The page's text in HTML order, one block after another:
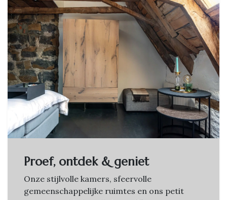
Proef, ontdek & geniet
Onze stijlvolle kamers, sfeervolle
gemeenschappelijke ruimtes en ons petit